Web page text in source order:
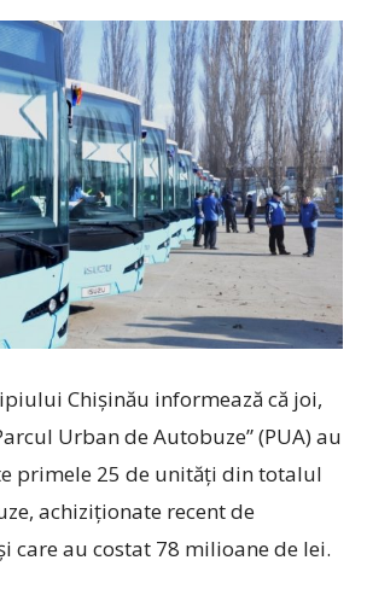
Chişinău informează că joi,
Urban de Autobuze” (PUA) au
primele 25 de unități din totalul
achiziționate recent de
care au costat 78 milioane de lei.